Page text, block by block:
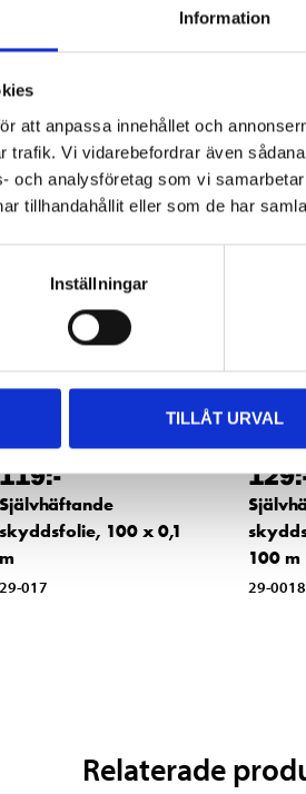
Information
att anpassa innehållet och
trafik. Vi vidarebefordrar även
och analysföretag som vi
tillhandahållit eller som de har
Inställningar
TILLÅT URVAL
Andra kunder
:-
Självhäftande
skyddsfolie, 100 x 0,1
m
29-017
129
100 m
29-0018
Relaterade